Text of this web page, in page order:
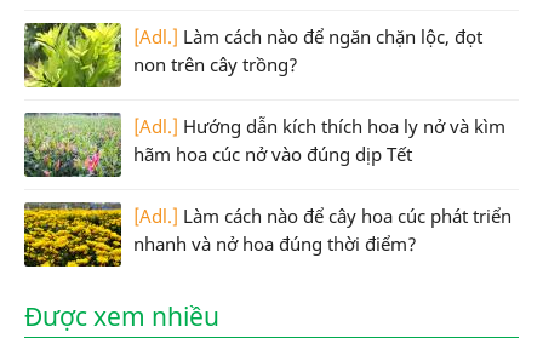
[Adl.] Làm cách nào để ngăn chặn lộc, đọt
non trên cây trồng?
[Adl.] Hướng dẫn kích thích hoa ly nở và kìm
hãm hoa cúc nở vào đúng dịp Tết
[Adl.] Làm cách nào để cây hoa cúc phát triển
nhanh và nở hoa đúng thời điểm?
Được xem nhiều